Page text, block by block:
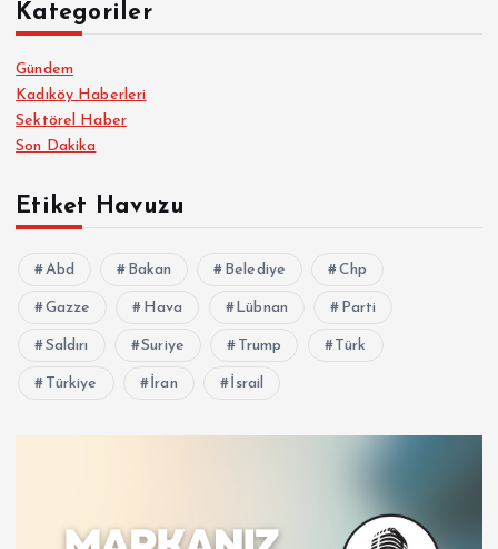
Kategoriler
Gündem
Kadıköy Haberleri
Sektörel Haber
Son Dakika
Etiket Havuzu
Abd Bakan Belediye Chp
Gazze Hava Lübnan Parti
Saldırı Suriye Trump Türk
Türkiye İran İsrail